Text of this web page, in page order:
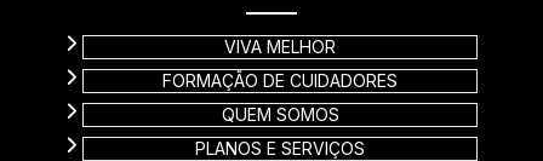
VIVA MELHOR
FORMAÇÃO DE CUIDADORES
QUEM SOMOS
PLANOS E SERVIÇOS